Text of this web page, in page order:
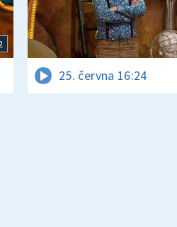
25. června 16:24